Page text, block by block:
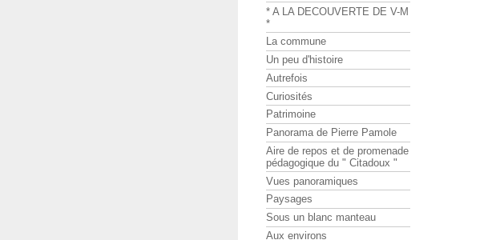
* A LA DECOUVERTE DE V-M
*
La commune
Un peu d'histoire
Autrefois
Curiosités
Patrimoine
Panorama de Pierre Pamole
Aire de repos et de promenade
pédagogique du " Citadoux "
Vues panoramiques
Paysages
Sous un blanc manteau
Aux environs